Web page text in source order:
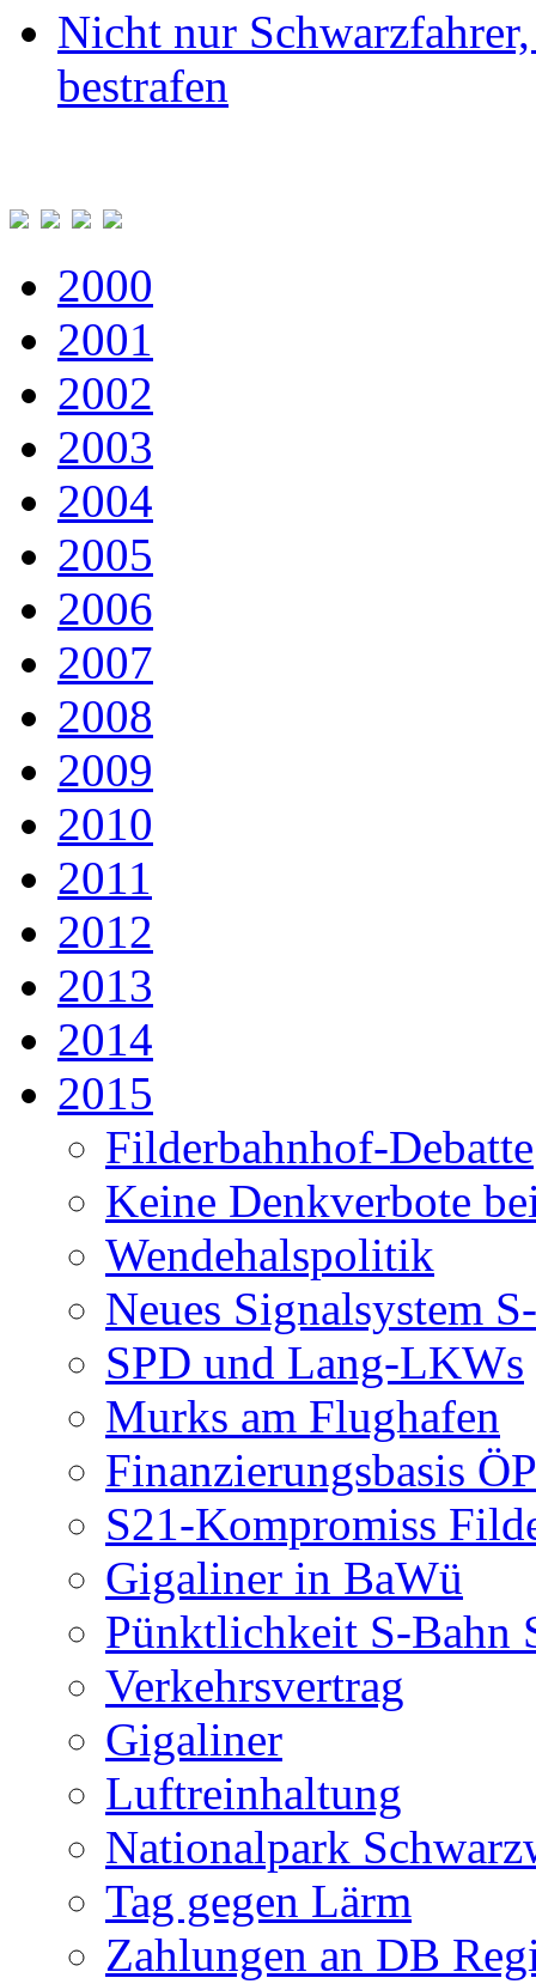
Nicht nur
bestrafen
2000
2001
2002
2003
2004
2005
2006
2007
2008
2009
2010
2011
2012
2013
2014
2015
Filderbahnhof-Debatte
Keine Denkverbote
Wendehalspolitik
Neues Signalsystem
SPD und Lang-LKWs
Murks am Flughafen
Finanzierungsbasis
S21-Kompromiss
Gigaliner in BaWü
Pünktlichkeit S-Bahn
Verkehrsvertrag
Gigaliner
Luftreinhaltung
Nationalpark
Tag gegen Lärm
Zahlungen an DB